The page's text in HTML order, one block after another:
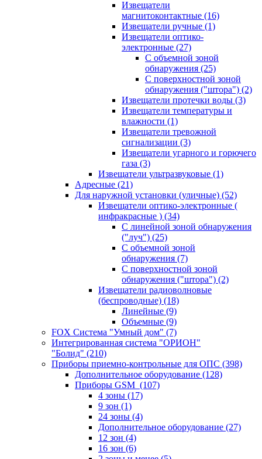
Извещатели
магнитоконтактные (16)
Извещатели ручные (1)
Извещатели оптико-
электронные (27)
С объемной зоной
обнаружения (25)
С поверхностной зоной
обнаружения ("штора") (2)
Извещатели протечки воды (3)
Извещатели температуры и
влажности (1)
Извещатели тревожной
сигнализации (3)
Извещатели угарного и горючего
газа (3)
Извещатели ультразвуковые (1)
Адресные (21)
Для наружной установки (уличные) (52)
Извещатели оптико-электронные (
инфракрасные ) (34)
С линейной зоной обнаружения
("луч") (25)
С объемной зоной
обнаружения (7)
С поверхностной зоной
обнаружения ("штора") (2)
Извещатели радиоволновые
(беспроводные) (18)
Линейные (9)
Объемные (9)
FOX Система "Умный дом" (7)
Интегрированная система "ОРИОН"
"Болид" (210)
Приборы приемно-контрольные для ОПС (398)
Дополнительное оборудование (128)
Приборы GSM (107)
4 зоны (17)
9 зон (1)
24 зоны (4)
Дополнительное оборудование (27)
12 зон (4)
16 зон (6)